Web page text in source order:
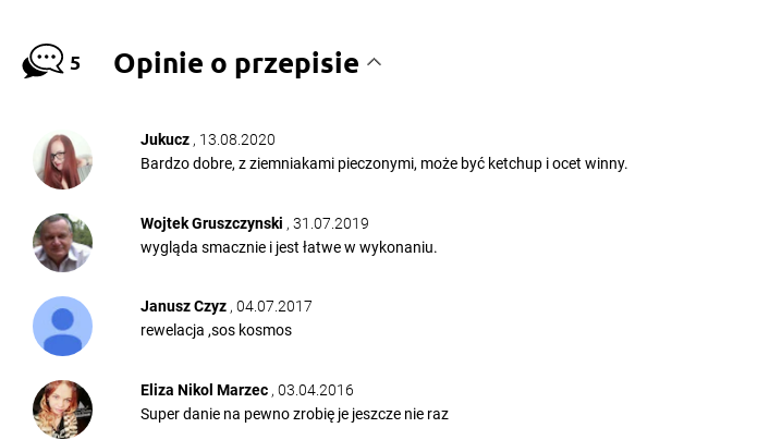
5 Opinie o przepisie
Jukucz , 13.08.2020
Bardzo dobre, z ziemniakami pieczonymi, może być ketchup i ocet winny.
Wojtek Gruszczynski , 31.07.2019
wygląda smacznie i jest łatwe w wykonaniu.
Janusz Czyz , 04.07.2017
rewelacja ,sos kosmos
Eliza Nikol Marzec , 03.04.2016
Super danie na pewno zrobię je jeszcze nie raz